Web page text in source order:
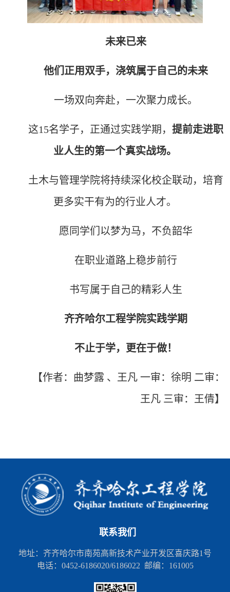
未来已来
他们正用双手，浇筑属于自己的未来
一场双向奔赴，一次聚力成长。
这15名学子，正通过实践学期， 提前走进职
业人生的第一个真实战场。
土木与管理学院将持续深化校企联动，培育
更多实干有为的行业人才。
愿同学们以梦为马，不负韶华
在职业道路上稳步前行
书写属于自己的精彩人生
齐齐哈尔工程学院实践学期
不止于学，更在于做！
【作者：曲梦露 、王凡 一审：徐明 二审：
王凡 三审：王倩】
联系我们
地址：齐齐哈尔市南苑高新技术产业开发区喜庆路1号
电话：0452-6186020/6186022 邮编：161005